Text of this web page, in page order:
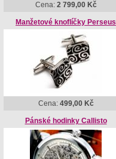
Cena: 2 799,00 Kč
Manžetové knoflíčky Perseus
Cena: 499,00 Kč
Pánské hodinky Callisto